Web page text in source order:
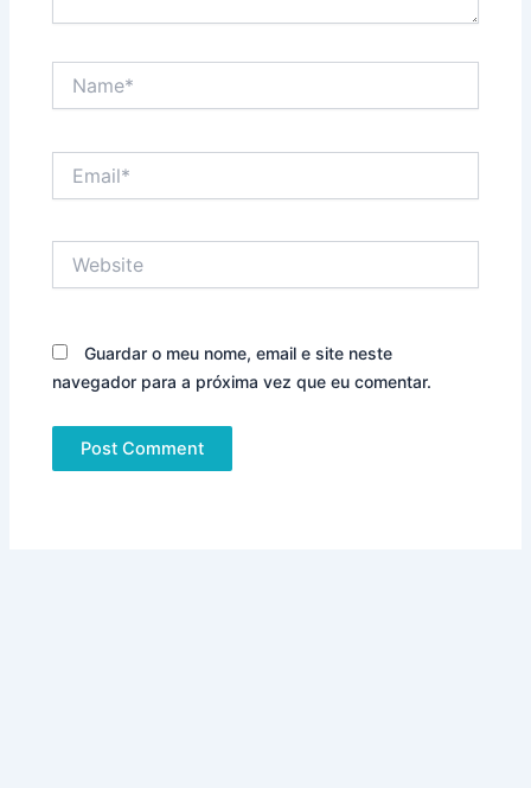
Guardar o meu nome, email e site neste
navegador para a próxima vez que eu comentar.